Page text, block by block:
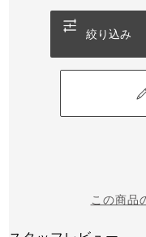
絞り込み
この商品